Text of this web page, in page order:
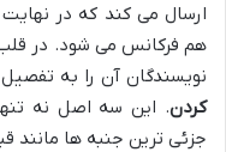
ارسال می کند که در
هم فرکانس می شود. در قلب
نویسندگان آن را به
کردن. این سه اصل نه
جزئی ترین جنبه ها مانند